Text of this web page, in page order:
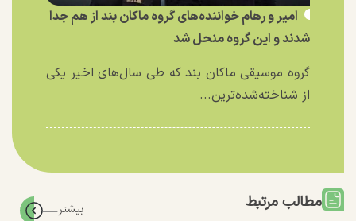
امیر و رهام خواننده‌های گروه ماکان بند از هم جدا
شدند و این گروه منحل شد
گروه موسیقی ماکان بند که طی سال‌های اخیر یکی
از شناخته‌شده‌ترین...
مطالب مرتبط